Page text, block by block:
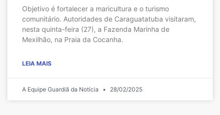
Objetivo é fortalecer a maricultura e o turismo
comunitário. Autoridades de Caraguatatuba visitaram,
nesta quinta-feira (27), a Fazenda Marinha de
Mexilhão, na Praia da Cocanha.
LEIA MAIS
A Equipe Guardiã da Notícia 28/02/2025